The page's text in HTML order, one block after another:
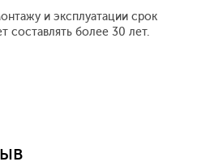
и эксплуатации срок
составлять более 30 лет.